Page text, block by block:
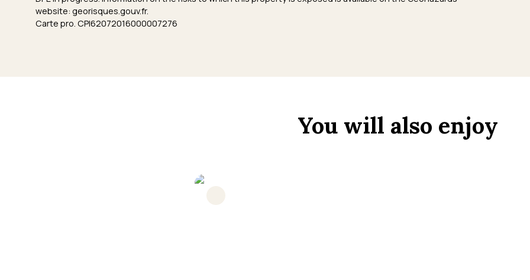
website: georisques.gouv.fr.
Carte pro. CPI62072016000007276
You will also enjoy